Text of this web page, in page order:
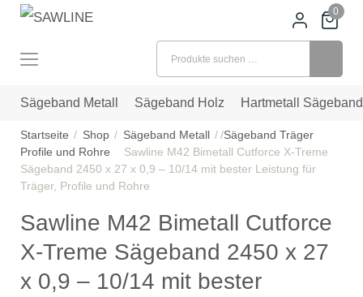
0
Sägeband Metall Sägeband Holz Hartmetall Sägeband
Startseite Shop Sägeband Metall
Sägeband Träger
Profile und Rohre
Sawline M42 Bimetall Cutforce X-Treme
Sägeband 2450 x 27 x 0,9 – 10/14 mit bester Leistung für
Träger, Profile und Rohre
Sawline M42 Bimetall Cutforce
X-Treme Sägeband 2450 x 27
x 0,9 – 10/14 mit bester